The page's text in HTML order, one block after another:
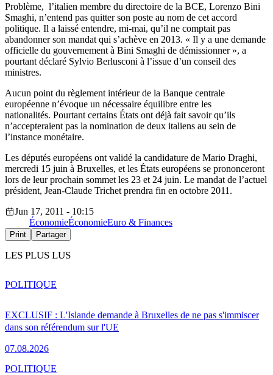
Problème, l’italien membre du directoire de la BCE, Lorenzo Bini
Smaghi, n’entend pas quitter son poste au nom de cet accord
politique. Il a laissé entendre, mi-mai, qu’il ne comptait pas
abandonner son mandat qui s’achève en 2013. « Il y a une demande
officielle du gouvernement à Bini Smaghi de démissionner », a
pourtant déclaré Sylvio Berlusconi à l’issue d’un conseil des
ministres.
Aucun point du règlement intérieur de la Banque centrale
européenne n’évoque un nécessaire équilibre entre les
nationalités. Pourtant certains États ont déjà fait savoir qu’ils
n’accepteraient pas la nomination de deux italiens au sein de
l’instance monétaire.
Les députés européens ont validé la candidature de Mario Draghi,
mercredi 15 juin à Bruxelles, et les États européens se prononceront
lors de leur prochain sommet les 23 et 24 juin. Le mandat de l’actuel
président, Jean-Claude Trichet prendra fin en octobre 2011.
Jun 17, 2011 - 10:15
ÉconomieÉconomieEuro & Finances
Print Partager
LES PLUS LUS
EXCLUSIF : L'Islande demande à Bruxelles de ne pas s'immiscer
dans son référendum sur l'UE
07.08.2026
POLITIQUE
POLITIQUE